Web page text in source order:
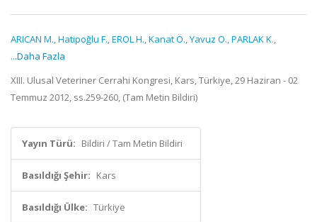
ARICAN M.,Hatipoğlu F.,EROL H.,Kanat Ö.,Yavuz O.,PARLAK K.,
...Daha Fazla
XIII. Ulusal Veteriner Cerrahi Kongresi, Kars, Türkiye, 29 Haziran - 02
Temmuz 2012, ss.259-260, (Tam Metin Bildiri)
Yayın Türü: Bildiri / Tam Metin Bildiri
Basıldığı Şehir: Kars
Basıldığı Ülke: Türkiye